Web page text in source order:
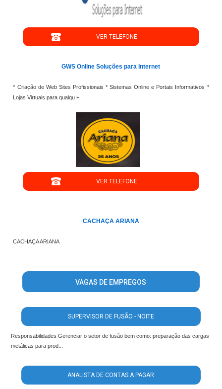
VER TELEFONE
GWS Online Soluções para Internet
* Criação de Web Sites Profissionais * Sistemas Online e Portais Informativos *
Lojas Virtuais para qualqu +
VER TELEFONE
CACHAÇA ARIANA
CACHAÇA ARIANA
VAGAS DE EMPREGOS
SUPERVISOR DE FUSÃO - NOITE
Responsabilidades Gerenciar o setor de fusão bem como: preparação das cargas
metálicas para prod...
ANALISTA DE CONTAS A PAGAR